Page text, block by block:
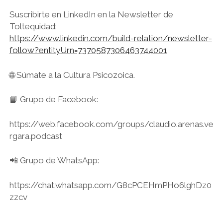
Suscribirte en LinkedIn en la Newsletter de
Toltequidad:
https://www.linkedin.com/build-relation/newsletter-
follow?entityUrn=7370587306463744001
🌐 Súmate a la Cultura Psicozoica.
📘 Grupo de Facebook:
https://web.facebook.com/groups/claudio.arenas.ve
rgara.podcast
📲 Grupo de WhatsApp:
https://chat.whatsapp.com/G8cPCEHmPHo6lghDz0
zzcv